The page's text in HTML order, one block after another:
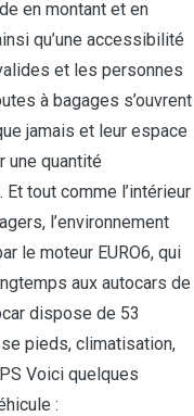
en montant et en
qu’une accessibilité
et les personnes
à bagages s’ouvrent
jamais et leur espace
une quantité
tout comme l’intérieur
l’environnement
le moteur EURO6, qui
aux autocars de
dispose de 53
pieds, climatisation,
Voici quelques
: